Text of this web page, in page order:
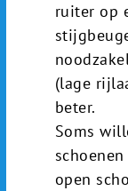
ruiter op
(lage
beter.
Soms
open